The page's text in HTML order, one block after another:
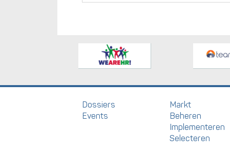
Dossiers
Events
Markt
Beheren
Implementeren
Selecteren